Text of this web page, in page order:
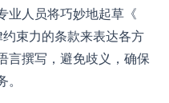
业人员将巧妙地起草《
束力的条款来表达各方
言撰写，避免歧义，确保